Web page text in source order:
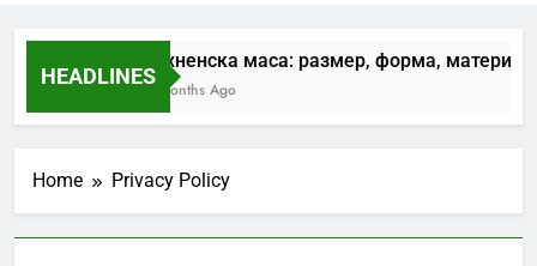
HEADLINES
Кухненска маса: размер, форма, материал,
4 Months Ago
Home Privacy Policy